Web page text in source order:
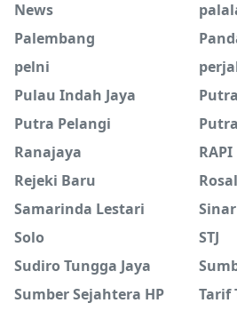
News
Palembang
pelni
Pulau Indah Jaya
Putra Pelangi
Ranajaya
RAPI
Rejeki Baru
Samarinda Lestari
Solo
STJ
Sudiro Tungga Jaya
Sumber Sejahtera HP
Tarif